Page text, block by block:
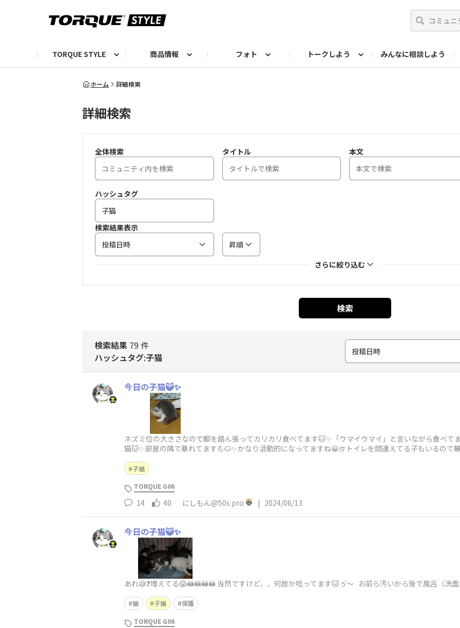
TORQUE STYLE
お知らせ TORQUIZ【投票企画】
商品情報
TORQUEニュース
フォト
TORQUEフォト
トークしよう
自己紹介しよう
みんなに相談しよう
編集部の日常フォト
ホーム 詳細検索
詳細検索
全体検索 タイトル 本文
ハッシュタグ
検索結果表示
投稿日時
昇順
さらに絞り込む
検索
検索結果 79 件
ハッシュタグ:子猫
投稿日時
今日の子猫😺✨
ネズミ位の大きさなので脚を踏ん張ってカリカリ食べてます🐱✨「ウマイウマイ」と言いながら食べて
猫🐱✨部屋の隅で暴れてます💪🐱✨かなり活動的になってますね😀🍺トイレを間違えてる子もいるので
子猫
TORQUE G06
14 40 にしもん@50s pro | 2024/06/13
今日の子猫😺✨
あれ😅❓増えてる😱🦝🦝🦝🦝 当然ですけど、、何故か唸ってます🐱ぅ゙〜 お前ら汚いから後で風呂（洗
猫 子猫 保護
TORQUE G06